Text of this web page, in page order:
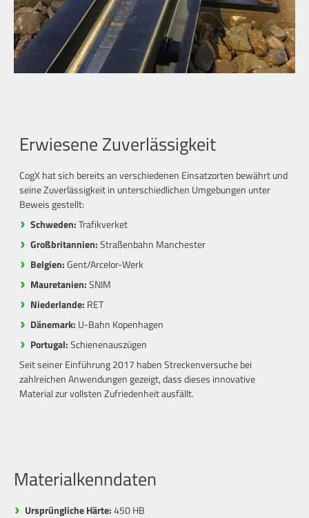
Erwiesene Zuverlässigkeit
CogX hat sich bereits an verschiedenen Einsatzorten bewährt und
seine Zuverlässigkeit in unterschiedlichen Umgebungen unter
Beweis gestellt:
Schweden:Trafikverket
Großbritannien:Straßenbahn Manchester
Belgien:Gent/Arcelor-Werk
Mauretanien:SNIM
Niederlande: RET
Dänemark: U-Bahn Kopenhagen
Portugal:Schienenauszügen
Seit seiner Einführung 2017 haben Streckenversuche bei
zahlreichen Anwendungen gezeigt, dass dieses innovative
Material zur vollsten Zufriedenheit ausfällt.
Materialkenndaten
Ursprüngliche Härte:450 HB